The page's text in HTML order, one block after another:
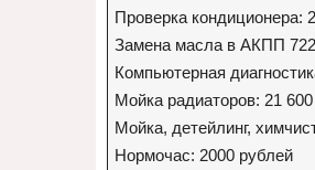
Проверка кондиционера:
Замена масла в АКПП
Компьютерная
Мойка радиаторов: 21 600
Мойка, детейлинг,
Нормочас: 2000 рублей